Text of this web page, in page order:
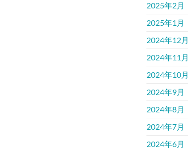
2025年2月
2025年1月
2024年12月
2024年11月
2024年10月
2024年9月
2024年8月
2024年7月
2024年6月